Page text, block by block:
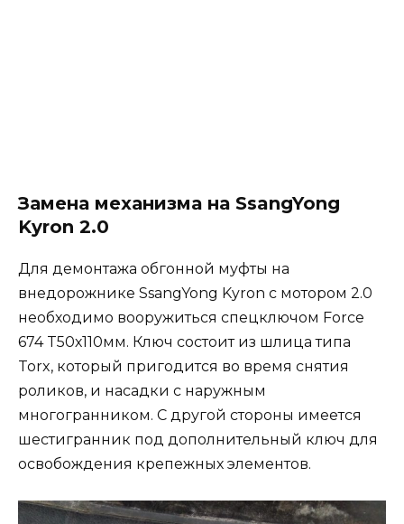
Замена механизма на SsangYong
Kyron 2.0
Для демонтажа обгонной муфты на
внедорожнике SsangYong Kyron с мотором 2.0
необходимо вооружиться спецключом Force
674 T50х110мм. Ключ состоит из шлица типа
Torx, который пригодится во время снятия
роликов, и насадки с наружным
многогранником. С другой стороны имеется
шестигранник под дополнительный ключ для
освобождения крепежных элементов.